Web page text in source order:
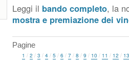
Leggi il bando completo, la
mostra e premiazione dei
Pagine
1 / 2 / 3 / 4 / 5 / 6 / 7 / 8 / 9 / 10 / 11 / 12 / 13